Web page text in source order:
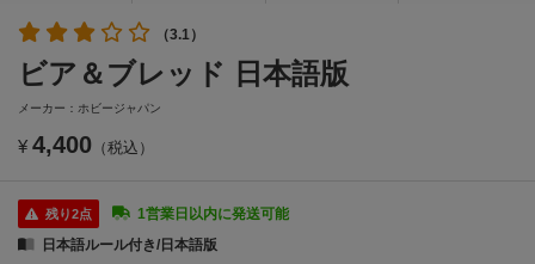
（3.1）
ビア＆ブレッド 日本語版
メーカー：ホビージャパン
¥ 4,400 （税込）
残り2点
1営業日以内に発送可能
日本語ルール付き/日本語版